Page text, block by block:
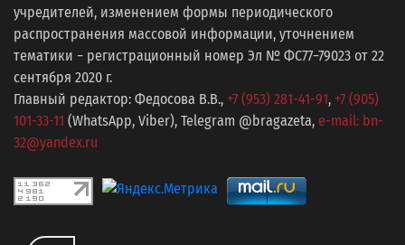
учредителей, изменением формы периодического
распространения массовой информации, уточнением
тематики − регистрационный номер Эл № ФС77−79023 от 22
сентября 2020 г.
Главный редактор: Федосова В.В., +7 (953) 281-41-91, +7 (905)
101-33-11 (WhatsApp, Viber), Telegram @bragazeta, e-mail: bn-
32@yandex.ru